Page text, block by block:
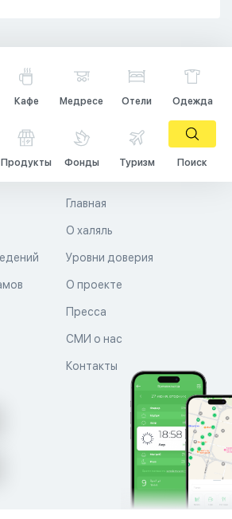
Кафе Медресе Отели Одежда
Продукты Фонды Туризм Поиск
Главная
О халяль
Уровни доверия
О проекте
Пресса
СМИ о нас
Контакты